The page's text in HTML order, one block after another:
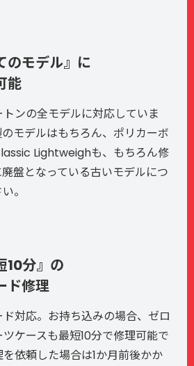
のモデル』に
能
ンの全モデルに対応していま
モデルはもちろん、ポリカーボ
Lightweighも、もちろん修
盤となっている古いモデルにつ
。
10分』の
ド修理
対応。お持ち込みの場合、ゼロ
ケースも最短10分で修理可能で
依頼した場合は1か月前後かか